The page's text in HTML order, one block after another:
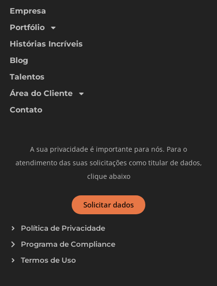
Empresa
Portfólio
Histórias Incríveis
Blog
Talentos
Área do Cliente
Contato
A sua privacidade é importante para nós. Para o
atendimento das suas solicitações como titular de dados,
clique abaixo
Solicitar dados
Política de Privacidade
Programa de Compliance
Termos de Uso